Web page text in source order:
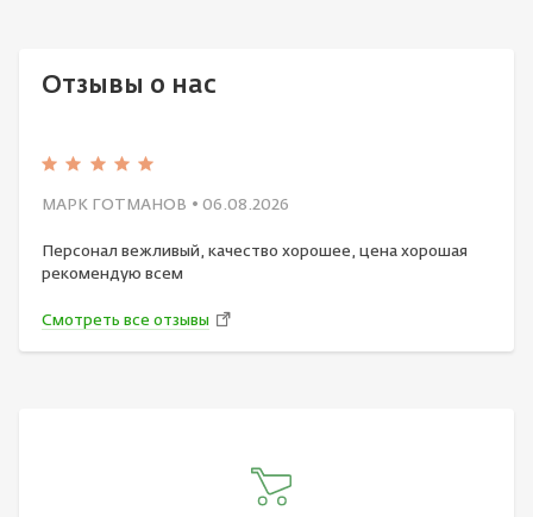
Отзывы о нас
МАРК ГОТМАНОВ • 06.08.2026
Персонал вежливый, качество хорошее, цена хорошая
рекомендую всем
Смотреть все отзывы